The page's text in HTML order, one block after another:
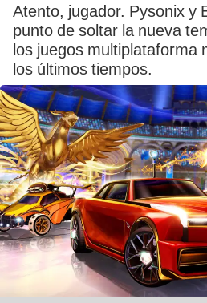
Atento, jugador. Pysonix y
punto de soltar la nueva
los juegos multiplataforma
los últimos tiempos.